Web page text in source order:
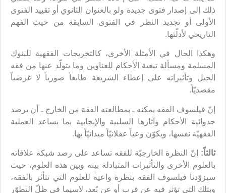
ذلك إلى إصدار فتوى جديدة ولو بالعنوان الثانوي أو تقييد الفتوى
الأولى أو تجديد النظر في الفتوى السابقة من حيث الفهم
التاريخي لأدلّتها.
وهكذا الحال في الأمثلة الأخرى، كالتخريجات الفقهية للبنوك
المسلمة ومسألة تبعية الأحكام للعناوين وما يتولّد عنها من فقه
الحيل وتأثيراته على إعطاء الشريعة طابعاً صورياً لا غرضياً
مقصديّاً.
إنّ فيلسوف الفقه يمكنه ـ بمطالعته الفقهَ من الخارج ـ أن يرصد
جدوائية الأحكام وآثارها السلبية والإيجابية بما يساعد العملية
الفقهيّة نفسها، ويكوّن وعياً عقلانيّاً ميدانيّاً بها.
ثالثاً: إنّ النظرة الخارجيّة للفقه تساعد على رصد شبكة علاقاته
بالعلوم الأخرى والتأثيرات المتبادلة بينه وبين هذه العلوم، حيث
سيزوّدنا فيلسوف الفقه بنظرة واعية للعلوم التي تتأثر بالفقه،
وبتلك التي تؤثر فيه عن قرب أو عن بُعد، لاسيما في ظلّ التطوّر